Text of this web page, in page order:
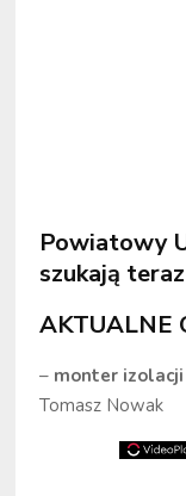
Powiatowy
szukają
AKTUALNE
– monter izolacji
Tomasz Nowak